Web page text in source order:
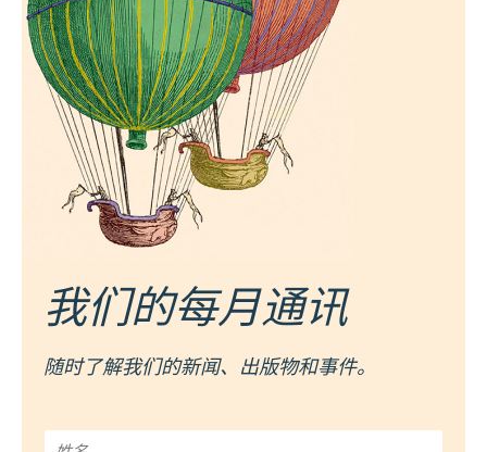
我们的每月通讯
随时了解我们的新闻、出版物和事件。